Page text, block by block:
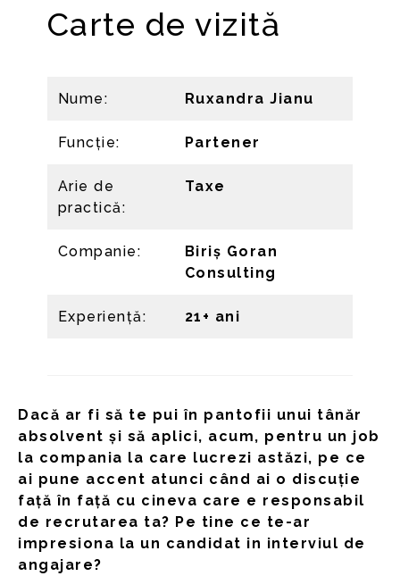
Carte de vizită
Nume: Ruxandra Jianu
Funcție: Partener
Arie de
practică:
Taxe
Companie:
Biriș Goran
Consulting
Experiență: 21+ ani
Dacă ar fi să te pui în pantofii unui tânăr
absolvent și să aplici, acum, pentru un job
la compania la care lucrezi astăzi, pe ce
ai pune accent atunci când ai o discuție
față în față cu cineva care e responsabil
de recrutarea ta? Pe tine ce te-ar
impresiona la un candidat in interviul de
angajare?